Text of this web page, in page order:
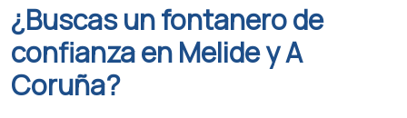
¿Buscas un fontanero de
confianza en Melide y A
Coruña?